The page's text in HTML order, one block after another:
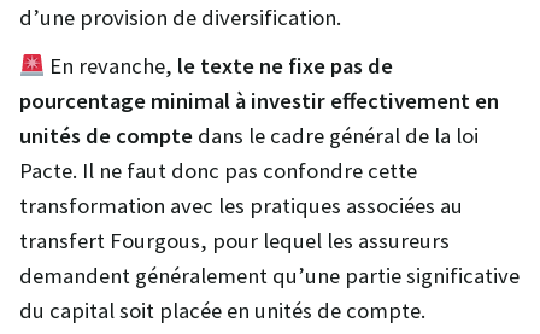
d’une provision de diversification.
En revanche, le texte ne fixe pas de
pourcentage minimal à investir effectivement en
unités de compte dans le cadre général de la loi
Pacte. Il ne faut donc pas confondre cette
transformation avec les pratiques associées au
transfert Fourgous, pour lequel les assureurs
demandent généralement qu’une partie significative
du capital soit placée en unités de compte.